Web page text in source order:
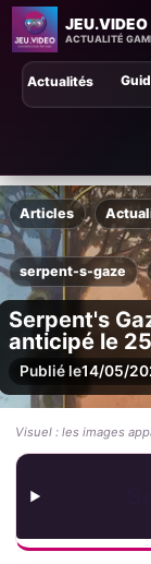
JEU.VIDEO
ACTUALITÉ
Actualités
Articles
serpent-s-gaze
Serpent's
anticipé le
Publié le14/05/
Visuel : les images